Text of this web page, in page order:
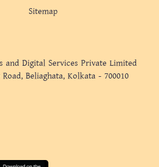
Sitemap
and Digital Services Private Limited
Beliaghata, Kolkata - 700010